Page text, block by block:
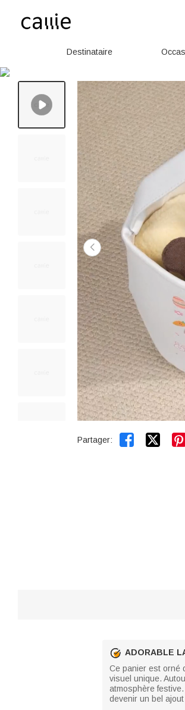
Destinataire
Partager:  
ADORABLE
Ce panier est orné
visuel unique.
atmosphère
devenir un bel